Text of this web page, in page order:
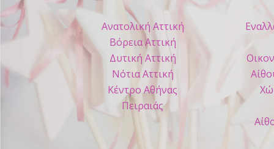
Ανατολική Αττική
Βόρεια Αττική
Δυτική Αττική
Νότια Αττική
Κέντρο Αθήνας
Πειραιάς